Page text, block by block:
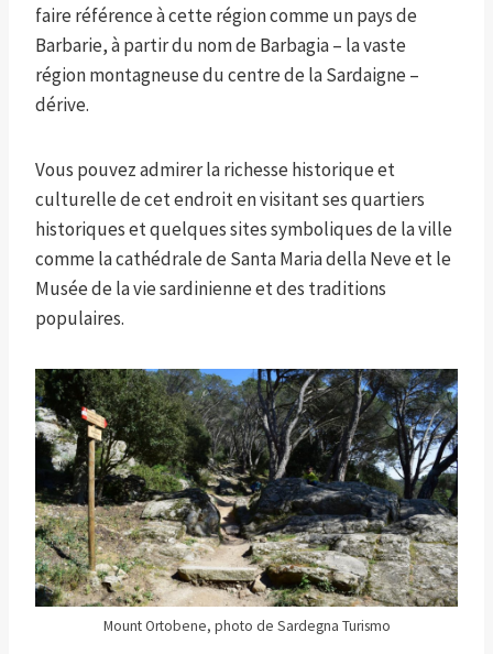
faire référence à cette région comme un pays de
Barbarie, à partir du nom de Barbagia – la vaste
région montagneuse du centre de la Sardaigne –
dérive.
Vous pouvez admirer la richesse historique et
culturelle de cet endroit en visitant ses quartiers
historiques et quelques sites symboliques de la ville
comme la cathédrale de Santa Maria della Neve et le
Musée de la vie sardinienne et des traditions
populaires.
Mount Ortobene, photo de Sardegna Turismo